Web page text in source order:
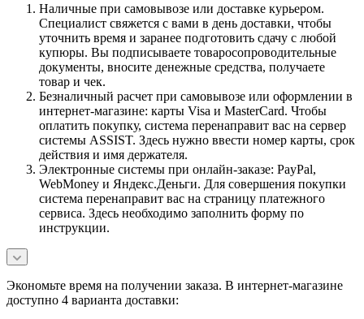
Наличные при самовывозе или доставке курьером.
Специалист свяжется с вами в день доставки, чтобы
уточнить время и заранее подготовить сдачу с любой
купюры. Вы подписываете товаросопроводительные
документы, вносите денежные средства, получаете
товар и чек.
Безналичный расчет при самовывозе или оформлении в
интернет-магазине: карты Visa и MasterCard. Чтобы
оплатить покупку, система перенаправит вас на сервер
системы ASSIST. Здесь нужно ввести номер карты, срок
действия и имя держателя.
Электронные системы при онлайн-заказе: PayPal,
WebMoney и Яндекс.Деньги. Для совершения покупки
система перенаправит вас на страницу платежного
сервиса. Здесь необходимо заполнить форму по
инструкции.
Экономьте время на получении заказа. В интернет-магазине
доступно 4 варианта доставки: